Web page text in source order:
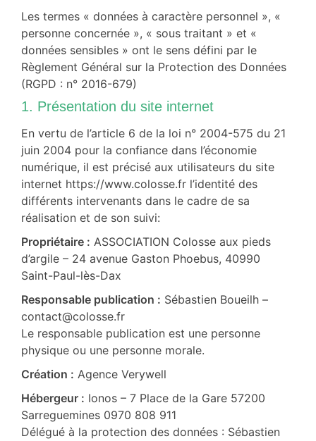
Les termes « données à caractère personnel », «
personne concernée », « sous traitant » et «
données sensibles » ont le sens défini par le
Règlement Général sur la Protection des Données
(RGPD : n° 2016-679)
1. Présentation du site internet
En vertu de l’article 6 de la loi n° 2004-575 du 21
juin 2004 pour la confiance dans l’économie
numérique, il est précisé aux utilisateurs du site
internet https://www.colosse.fr l’identité des
différents intervenants dans le cadre de sa
réalisation et de son suivi:
Propriétaire : ASSOCIATION Colosse aux pieds
d’argile – 24 avenue Gaston Phoebus, 40990
Saint-Paul-lès-Dax
Responsable publication : Sébastien Boueilh –
contact@colosse.fr
Le responsable publication est une personne
physique ou une personne morale.
Création : Agence Verywell
Hébergeur : Ionos – 7 Place de la Gare 57200
Sarreguemines 0970 808 911
Délégué à la protection des données : Sébastien